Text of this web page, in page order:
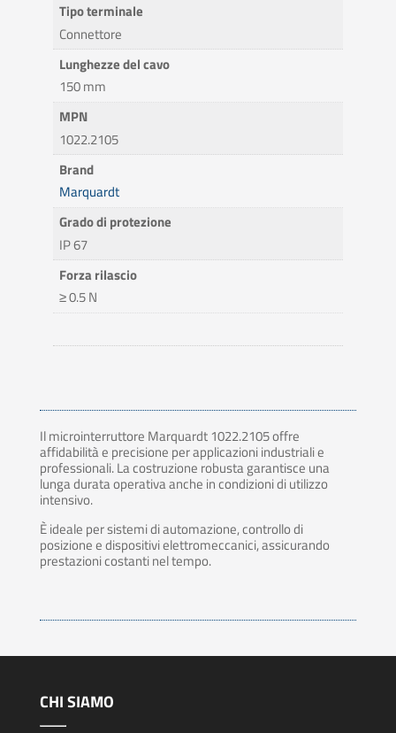
Tipo terminale
Connettore
Lunghezze del cavo
150 mm
MPN
1022.2105
Brand
Marquardt
Grado di protezione
IP 67
Forza rilascio
≥ 0.5 N
Il microinterruttore Marquardt 1022.2105 offre
affidabilità e precisione per applicazioni industriali e
professionali. La costruzione robusta garantisce una
lunga durata operativa anche in condizioni di utilizzo
intensivo.
È ideale per sistemi di automazione, controllo di
posizione e dispositivi elettromeccanici, assicurando
prestazioni costanti nel tempo.
CHI SIAMO